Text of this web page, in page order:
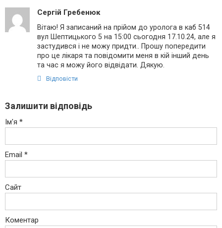
Сергій Гребенюк
Вітаю! Я записаний на прійом до уролога в каб 514
вул Шептицького 5 на 15:00 сьогодня 17.10.24, але я
застудився і не можу придти.. Прошу попередити
про це лікаря та повідомити меня в кій інший день
та час я можу його відвідати. Дякую.
Відповісти
Залишити відповідь
Ім'я *
Email *
Сайт
Коментар